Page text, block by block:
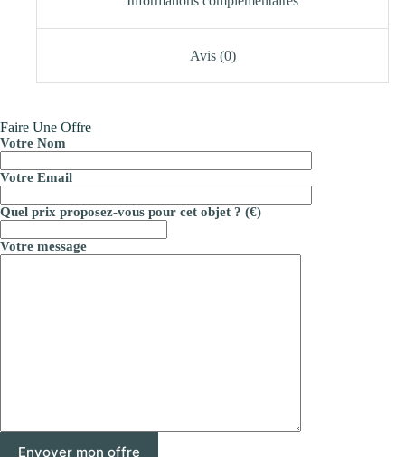
Avis (0)
Faire Une Offre
Votre Nom
Votre Email
Quel prix proposez-vous pour cet objet ? (€)
Votre message